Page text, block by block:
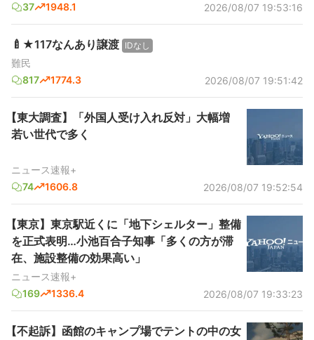
37
1948.1 2026/08/07 19:53:16
🍼★117なんあり譲渡 IDなし
難民
817
1774.3 2026/08/07 19:51:42
【東大調査】「外国人受け入れ反対」大幅増
若い世代で多く
ニュース速報+
74
1606.8 2026/08/07 19:52:54
【東京】東京駅近くに「地下シェルター」整備
を正式表明…小池百合子知事「多くの方が滞
在、施設整備の効果高い」
ニュース速報+
169
1336.4 2026/08/07 19:33:23
【不起訴】函館のキャンプ場でテントの中の女